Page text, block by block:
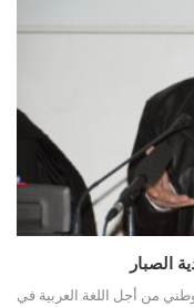
الصبار
من أجل اللغة العربية في